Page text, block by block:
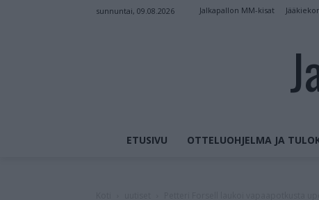
sunnuntai, 09.08.2026 Jalkapallon MM-kisat
ETUSIVU OTTELUOHJELMA JA